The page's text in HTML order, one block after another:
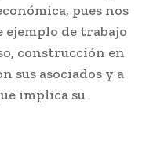
pues nos
ejemplo de trabajo
construcción en
sus asociados y a
implica su